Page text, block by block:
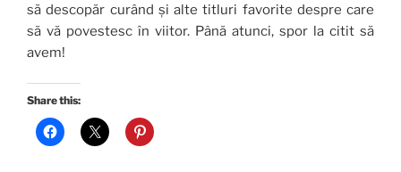
să descopăr curând și alte titluri favorite despre care
să vă povestesc în viitor. Până atunci, spor la citit să
avem!
Share this: